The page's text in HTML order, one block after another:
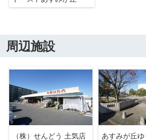
周辺施設
（株）せんどう 土気店